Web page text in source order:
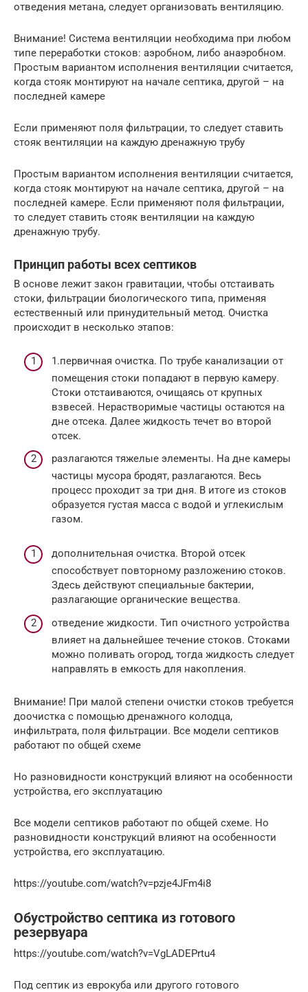
отведения метана, следует организовать вентиляцию.
Внимание! Система вентиляции необходима при любом
типе переработки стоков: аэробном, либо анаэробном.
Простым вариантом исполнения вентиляции считается,
когда стояк монтируют на начале септика, другой – на
последней камере
Если применяют поля фильтрации, то следует ставить
стояк вентиляции на каждую дренажную трубу
Простым вариантом исполнения вентиляции считается,
когда стояк монтируют на начале септика, другой – на
последней камере. Если применяют поля фильтрации,
то следует ставить стояк вентиляции на каждую
дренажную трубу.
Принцип работы всех септиков
В основе лежит закон гравитации, чтобы отстаивать
стоки, фильтрации биологического типа, применяя
естественный или принудительный метод. Очистка
происходит в несколько этапов:
1.первичная очистка. По трубе канализации от
помещения стоки попадают в первую камеру.
Стоки отстаиваются, очищаясь от крупных
взвесей. Нерастворимые частицы остаются на
дне отсека. Далее жидкость течет во второй
отсек.
разлагаются тяжелые элементы. На дне камеры
частицы мусора бродят, разлагаются. Весь
процесс проходит за три дня. В итоге из стоков
образуется густая масса с водой и углекислым
газом.
дополнительная очистка. Второй отсек
способствует повторному разложению стоков.
Здесь действуют специальные бактерии,
разлагающие органические вещества.
отведение жидкости. Тип очистного устройства
влияет на дальнейшее течение стоков. Стоками
можно поливать огород, тогда жидкость следует
направлять в емкость для накопления.
Внимание! При малой степени очистки стоков требуется
доочистка с помощью дренажного колодца,
инфильтрата, поля фильтрации. Все модели септиков
работают по общей схеме
Но разновидности конструкций влияют на особенности
устройства, его эксплуатацию
Все модели септиков работают по общей схеме. Но
разновидности конструкций влияют на особенности
устройства, его эксплуатацию.
https://youtube.com/watch?v=pzje4JFm4i8
Обустройство септика из готового
резервуара
https://youtube.com/watch?v=VgLADEPrtu4
Под септик из еврокуба или другого готового